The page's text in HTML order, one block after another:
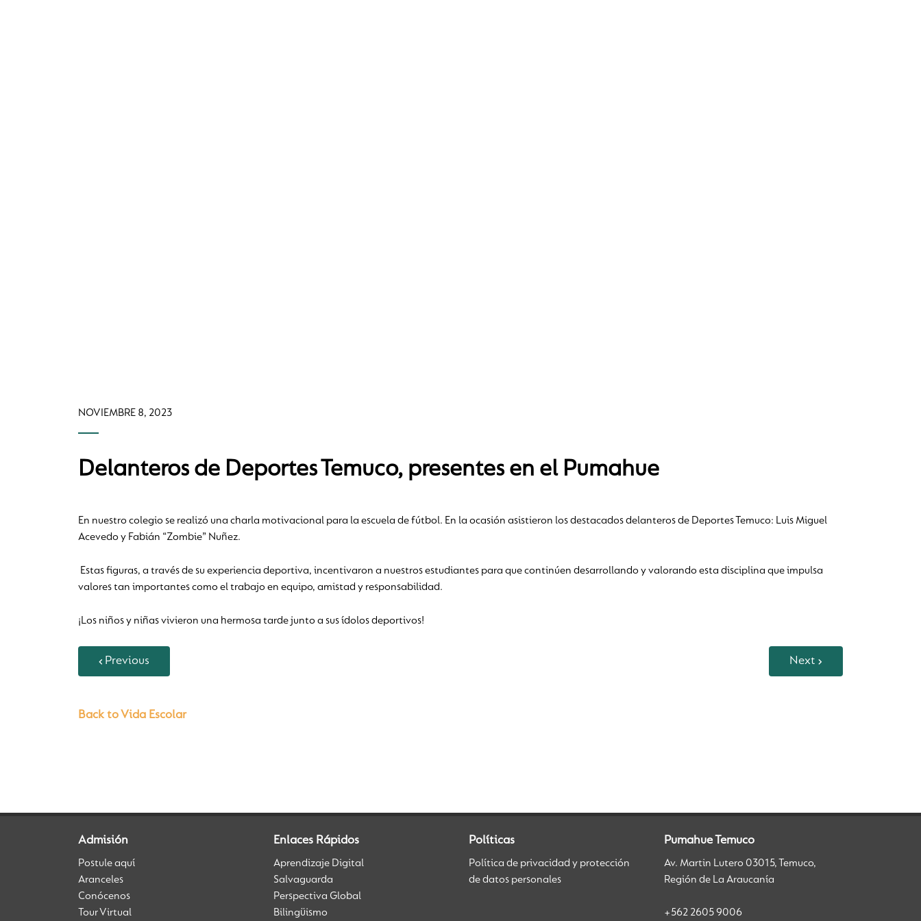
NOVIEMBRE 8, 2023
Delanteros de Deportes Temuco, presentes en el Pumahue
En nuestro colegio se realizó una charla motivacional para la escuela de fútbol. En la ocasión asistieron los destacados delanteros de Deportes Temuco: Luis Miguel
Acevedo y Fabián “Zombie” Nuñez.
Estas figuras, a través de su experiencia deportiva, incentivaron a nuestros estudiantes para que continúen desarrollando y valorando esta disciplina que impulsa
valores tan importantes como el trabajo en equipo, amistad y responsabilidad.
¡Los niños y niñas vivieron una hermosa tarde junto a sus ídolos deportivos!
Previous Next
Back to Vida Escolar
Admisión
Postule aquí
Aranceles
Conócenos
Tour Virtual
Enlaces Rápidos
Aprendizaje Digital
Salvaguarda
Perspectiva Global
Bilingüismo
Políticas
Política de privacidad y protección
de datos personales
Pumahue Temuco
Av. Martin Lutero 03015, Temuco,
Región de La Araucanía
+562 2605 9006